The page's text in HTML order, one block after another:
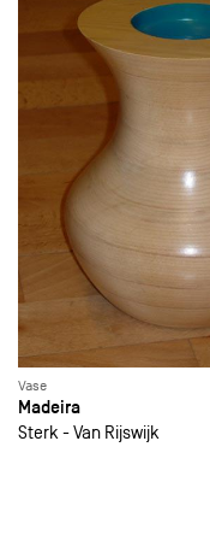
Vase
Madeira
Sterk - Van Rijswijk